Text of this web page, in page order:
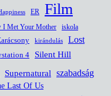
ER Film
I Met Your Mother
iskola
kirándulás Lost
4 Silent Hill
Supernatural szabadság
Last Of Us